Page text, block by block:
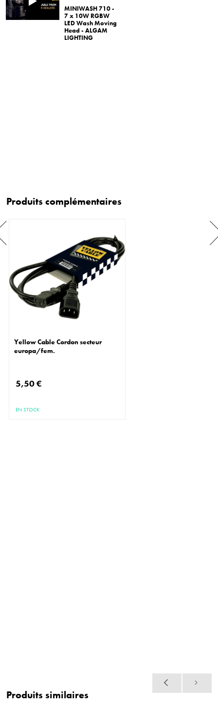
MINIWASH 710 -
7 x 10W RGBW
LED Wash Moving
Head - ALGAM
LIGHTING
Produits complémentaires
Yellow Cable Cordon secteur
europa/fem.
5,50 €
EN STOCK
Produits similaires